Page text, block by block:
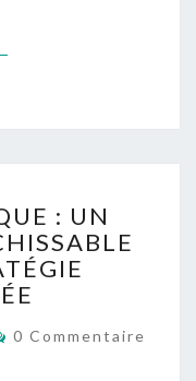
LA SUITE
: UN
C
O
0 Commentaire